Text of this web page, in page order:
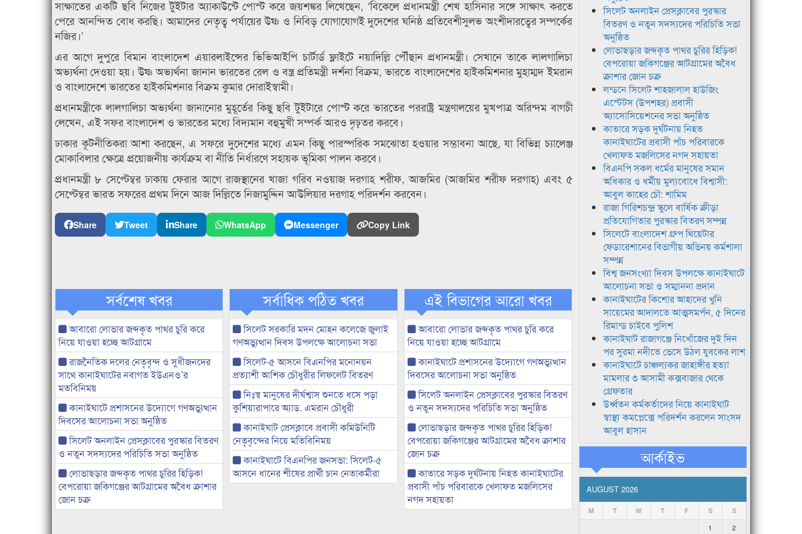
সাক্ষাতের একটি ছবি নিজের টুইটার অ্যাকাউন্টে পোস্ট করে জয়শঙ্কর লিখেছেন, ‘বিকেলে প্রধানমন্ত্রী শেখ হাসিনার সঙ্গে সাক্ষাৎ করতে
পেরে আনন্দিত বোধ করছি। আমাদের নেতৃত্ব পর্যায়ের উষ্ণ ও নিবিড় যোগাযোগই দুদেশের ঘনিষ্ঠ প্রতিবেশীসুলভ অংশীদারত্বের সম্পর্কের
নজির।’
এর আগে দুপুরে বিমান বাংলাদেশ এয়ারলাইন্সের ভিভিআইপি চার্টার্ড ফ্লাইটে নয়াদিল্লি পৌঁছান প্রধানমন্ত্রী। সেখানে তাকে লালগালিচা
অভ্যর্থনা দেওয়া হয়। উষ্ণ অভ্যর্থনা জানান ভারতের রেল ও বস্ত্র প্রতিমন্ত্রী দর্শনা বিক্রম, ভারতে বাংলাদেশের হাইকমিশনার মুহাম্মদ ইমরান
ও বাংলাদেশে ভারতের হাইকমিশনার বিক্রম কুমার দোরাইস্বামী।
প্রধানমন্ত্রীকে লালগালিচা অভ্যর্থনা জানানোর মুহূর্তের কিছু ছবি টুইটারে পোস্ট করে ভারতের পররাষ্ট্র মন্ত্রণালয়ের মুখপাত্র অরিন্দম বাগচী
লেখেন, এই সফর বাংলাদেশ ও ভারতের মধ্যে বিদ্যমান বহুমুখী সম্পর্ক আরও দৃঢ়তর করবে।
ঢাকার কূটনীতিকরা আশা করছেন, এ সফরে দুদেশের মধ্যে এমন কিছু পারস্পরিক সমঝোতা হওয়ার সম্ভাবনা আছে, যা বিভিন্ন চ্যালেঞ্জ
মোকাবিলার ক্ষেত্রে প্রয়োজনীয় কার্যক্রম বা নীতি নির্ধারণে সহায়ক ভূমিকা পালন করবে।
প্রধানমন্ত্রী ৮ সেপ্টেম্বর ঢাকায় ফেরার আগে রাজস্থানের খাজা গরিব নওয়াজ দরগাহ শরীফ, আজমির (আজমির শরীফ দরগাহ) এবং ৫
সেপ্টেম্বর ভারত সফরের প্রথম দিনে আজ দিল্লিতে নিজামুদ্দিন আউলিয়ার দরগাহ পরিদর্শন করবেন।
Share Tweet Share WhatsApp Messenger Copy Link
সর্বশেষ খবর
আবারো লোভার জব্দকৃত পাথর চুরি করে
নিয়ে যাওয়া হচ্ছে আটগ্রামে
রাজনৈতিক দলের নেতৃবৃন্দ ও সুধীজনদের
সাথে কানাইঘাটের নবাগত ইউএনও’র
মতবিনিময়
কানাইঘাটে প্রশাসনের উদ্যোগে গণঅভ্যুত্থান
দিবসের আলোচনা সভা অনুষ্ঠিত
সিলেট অনলাইন প্রেসক্লাবের পুরস্কার বিতরণ
ও নতুন সদস্যদের পরিচিতি সভা অনুষ্ঠিত
লোভাছড়ার জব্দকৃত পাথর চুরির হিড়িক!
বেপরোয়া জকিগঞ্জের আটগ্রামের অবৈধ ক্রাশার
জোন চক্র
সর্বাধিক পঠিত খবর
সিলেট সরকারি মদন মোহন কলেজে জুলাই
গণঅভ্যুত্থান দিবস উপলক্ষে আলোচনা সভা
সিলেট-৫ আসনে বিএনপির মনোনয়ন
প্রত্যাশী আশিক চৌধুরীর লিফলেট বিতরণ
নিঃস্ব মানুষের দীর্ঘশ্বাস শুনতে ধসে পড়া
কুশিয়ারাপারে অ্যাড. এমরান চৌধুরী
কানাইঘাট প্রেসক্লাবে প্রবাসী কমিউনিটি
নেতৃবৃন্দের নিয়ে মতিবিনিময়
কানাইঘাটে বিএনপির জনসভা: সিলেট-৫
আসনে ধানের শীষের প্রার্থী চান নেতাকর্মীরা
এই বিভাগের আরো খবর
আবারো লোভার জব্দকৃত পাথর চুরি করে
নিয়ে যাওয়া হচ্ছে আটগ্রামে
কানাইঘাটে প্রশাসনের উদ্যোগে গণঅভ্যুত্থান
দিবসের আলোচনা সভা অনুষ্ঠিত
সিলেট অনলাইন প্রেসক্লাবের পুরস্কার বিতরণ
ও নতুন সদস্যদের পরিচিতি সভা অনুষ্ঠিত
লোভাছড়ার জব্দকৃত পাথর চুরির হিড়িক!
বেপরোয়া জকিগঞ্জের আটগ্রামের অবৈধ ক্রাশার
জোন চক্র
কাতারে সড়ক দুর্ঘটনায় নিহত কানাইঘাটের
প্রবাসী পাঁচ পরিবারকে খেলাফত মজলিসের
নগদ সহায়তা
সিলেট অনলাইন প্রেসক্লাবের পুরস্কার
বিতরণ ও নতুন সদস্যদের পরিচিতি সভা
অনুষ্ঠিত
লোভাছড়ার জব্দকৃত পাথর চুরির হিড়িক!
বেপরোয়া জকিগঞ্জের আটগ্রামের অবৈধ
ক্রাশার জোন চক্র
লন্ডনে সিলেট শাহজালাল হাউজিং
এস্টেটস (উপশহর) প্রবাসী
অ্যাসোসিয়েশনের সভা অনুষ্ঠিত
কাতারে সড়ক দুর্ঘটনায় নিহত
কানাইঘাটের প্রবাসী পাঁচ পরিবারকে
খেলাফত মজলিসের নগদ সহায়তা
বিএনপি সকল ধর্মের মানুষের সমান
অধিকার ও ধর্মীয় মুল্যবোধে বিশ্বাসী:
আবুল কাহের চৌ: শামিম
রাজা গিরিশচন্দ্র স্কুলে বার্ষিক ক্রীড়া
প্রতিযোগিতার পুরস্কার বিতরণ সম্পন্ন
সিলেটে বাংলাদেশ গ্রুপ থিয়েটার
ফেডারেশানের বিভাগীয় অভিনয় কর্মশালা
সম্পন্ন
বিশ্ব জনসংখ্যা দিবস উপলক্ষে কানাইঘাটে
আলোচনা সভা ও সম্মাননা প্রদান
কানাইঘাটের কিশোর আহাদের খুনি
সায়েমের আদালতে আত্মসমর্পন, ৫ দিনের
রিমান্ড চাইবে পুলিশ
কানাইঘাট রাজাগঞ্জে নিখোঁজের দুই দিন
পর সুরমা নদীতে ভেসে উঠল যুবকের লাশ
কানাইঘাটে চাঞ্চল্যকর জাহাঙ্গীর হত্যা
মামলার ৩ আসামী কক্সবাজার থেকে
গ্রেফতার
উর্ধ্বতন কর্মকর্তাদের নিয়ে কানাইঘাট
স্বাস্থ্য কমপ্লেক্সে পরিদর্শন করলেন সাংসদ
আবুল হাসান
আর্কাইভ
AUGUST 2026
M T W T F S S
1
2